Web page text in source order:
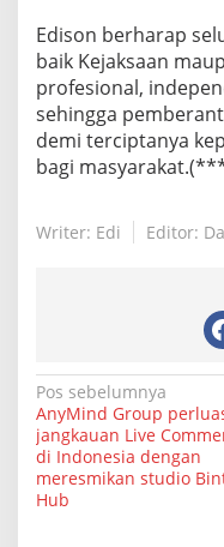
Edison berharap
baik Kejaksaan
profesional,
sehingga
demi terciptanya
bagi
Writer: Edi Editor:
N
a
v
i
Pos sebelumnya
AnyMind Group
jangkauan Live
di Indonesia dengan
meresmikan studio
Hub